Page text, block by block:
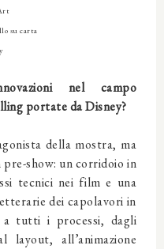
su carta
nel campo
portate da Disney?
della mostra, ma
pre-show: un corridoio in
tecnici nei film e una
dei capolavori in
a tutti i processi, dagli
all’animazione